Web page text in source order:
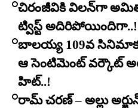
చిరంజీవికి విలన్‌గా
ట్విస్ట్ అదిరిపోయిందిగా..!
బాలయ్య 109వ
ఆ సెంటిమెంట్ వర్కౌట్
హిట్..!
రామ్ చరణ్ – అల్లు